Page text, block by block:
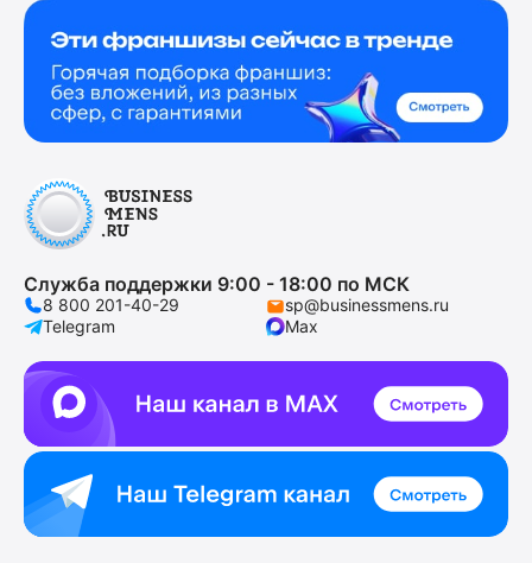
Служба поддержки 9:00 - 18:00 по МСК
8 800 201-40-29
sp@businessmens.ru
Telegram
Max